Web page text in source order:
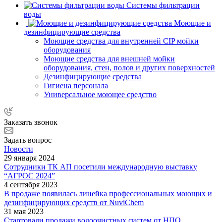
Системы фильтрации
воды
Моющие и
дезинфицирующие средства
Моющие средства для внутренней CIP мойки
оборудования
Моющие средства для внешней мойки
оборудования, стен, полов и других поверхностей
Дезинфицирующие средства
Гигиена персонала
Универсальное моющее средство
Заказать звонок
Задать вопрос
Новости
29 января 2024
Сотрудники ТК АП посетили международную выставку
“АГРОС 2024”
4 сентября 2023
В продаже появилась линейка профессиональных моющих и
дезинфицирующих средств от NuviChem
31 мая 2023
Стартовали продажи водоочистных систем от НПО